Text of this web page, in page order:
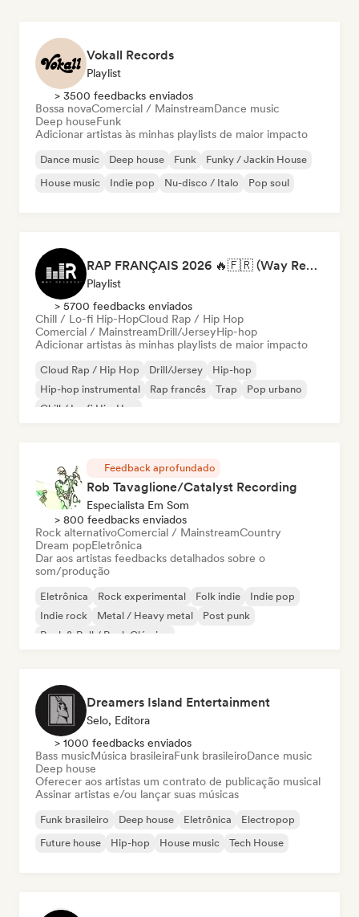
Vokall Records
Playlist
> 3500 feedbacks enviados
Bossa novaComercial / MainstreamDance music
Deep houseFunk
Adicionar artistas às minhas playlists de maior impacto
Dance music Deep house Funk
Funky / Jackin House
House music
Indie pop Nu-disco / Italo Pop soul
RAP FRANÇAIS 2026 🔥🇫🇷 (Way Records)
Playlist
> 5700 feedbacks enviados
Chill / Lo-fi Hip-HopCloud Rap / Hip Hop
Comercial / MainstreamDrill/JerseyHip-hop
Adicionar artistas às minhas playlists de maior impacto
Cloud Rap / Hip Hop Drill/Jersey
Hip-hop
Hip-hop instrumental
Rap francês Trap
Pop urbano
Chill / Lo-fi Hip-Hop
Feedback aprofundado
Rob Tavaglione/Catalyst Recording
Especialista Em Som
> 800 feedbacks enviados
Rock alternativoComercial / MainstreamCountry
Dream popEletrônica
Dar aos artistas feedbacks detalhados sobre o
som/produção
Eletrônica Rock experimental Folk indie
Indie pop
Indie rock
Metal / Heavy metal
Post punk
Rock & Roll / Rock Clássico
Dreamers Island Entertainment
Selo, Editora
> 1000 feedbacks enviados
Bass musicMúsica brasileiraFunk brasileiroDance music
Deep house
Oferecer aos artistas um contrato de publicação musical
Assinar artistas e/ou lançar suas músicas
Funk brasileiro Deep house Eletrônica
Electropop
Future house
Hip-hop House music Tech House